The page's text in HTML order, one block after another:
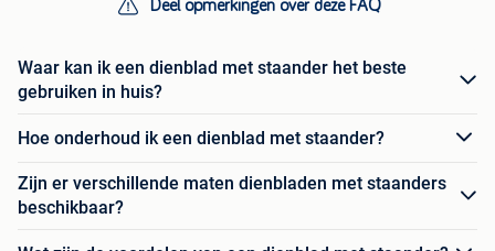
Deel opmerkingen over deze FAQ
Waar kan ik een dienblad met staander het beste
gebruiken in huis?
Hoe onderhoud ik een dienblad met staander?
Zijn er verschillende maten dienbladen met staanders
beschikbaar?